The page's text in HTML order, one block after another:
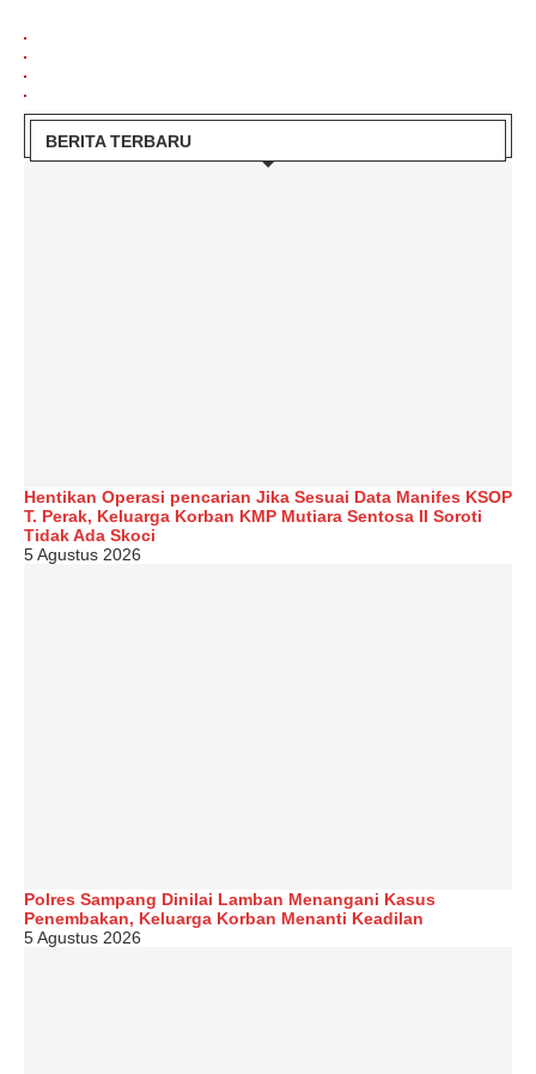
BERITA TERBARU
Hentikan Operasi pencarian Jika Sesuai Data Manifes KSOP
T. Perak, Keluarga Korban KMP Mutiara Sentosa II Soroti
Tidak Ada Skoci
5 Agustus 2026
Polres Sampang Dinilai Lamban Menangani Kasus
Penembakan, Keluarga Korban Menanti Keadilan
5 Agustus 2026